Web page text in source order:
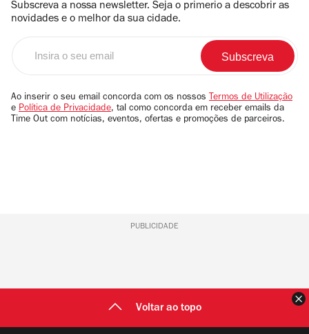
Subscreva a nossa newsletter. Seja o primerio a descobrir as
novidades e o melhor da sua cidade.
email
Ao inserir o seu email concorda com os nossos Termos de Utilização
e Política de Privacidade, tal como concorda em receber emails da
Time Out com notícias, eventos, ofertas e promoções de parceiros.
PUBLICIDADE
Voltar ao topo